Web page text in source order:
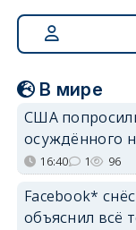
В мире
США
осуждённого
16:40 1 96
Facebook*
объяснил всё